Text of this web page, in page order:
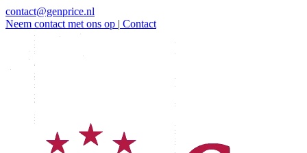
contact@genprice.nl
Neem contact met ons op | Contact